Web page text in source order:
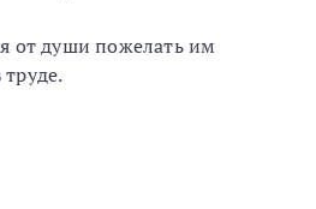
от души пожелать им